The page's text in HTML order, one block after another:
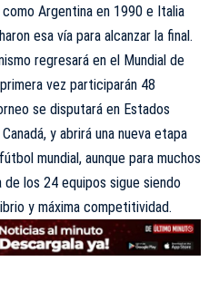
como Argentina en 1990 e Italia
esa vía para alcanzar la final.
regresará en el Mundial de
vez participarán 48
se disputará en Estados
y abrirá una nueva etapa
mundial, aunque para muchos
de los 24 equipos sigue siendo
y máxima competitividad.